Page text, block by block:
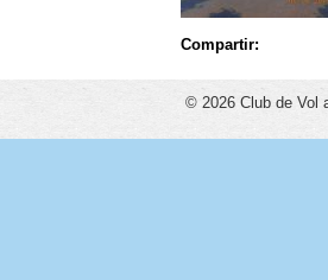
Compartir:
© 2026 Club de Vol